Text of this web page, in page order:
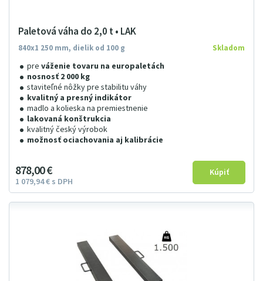
Paletová váha do 2,0 t • LAK
840x1 250 mm, dielik od 100 g
pre váženie tovaru na europaletách
nosnosť 2 000 kg
staviteľné nôžky pre stabilitu váhy
kvalitný a presný indikátor
madlo a kolieska na premiestnenie
lakovaná konštrukcia
kvalitný český výrobok
možnosť ociachovania aj kalibrácie
Skladom
878 00€
1 079 94€ s DPH